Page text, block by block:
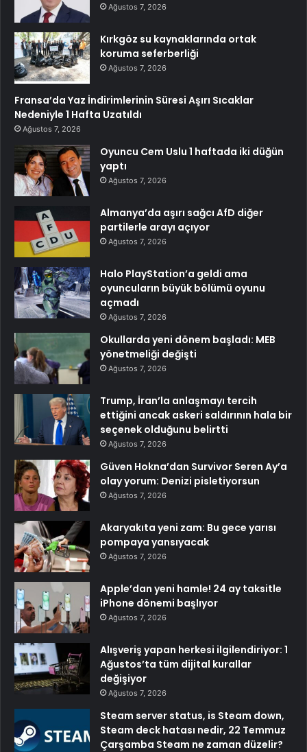
Ağustos 7, 2026
Kırkgöz su kaynaklarında ortak
koruma seferberliği
Ağustos 7, 2026
Fransa’da Yaz İndirimlerinin Süresi Aşırı Sıcaklar
Nedeniyle 1 Hafta Uzatıldı
Ağustos 7, 2026
Oyuncu Cem Uslu 1 haftada iki düğün
yaptı
Ağustos 7, 2026
Almanya’da aşırı sağcı AfD diğer
partilerle arayı açıyor
Ağustos 7, 2026
Halo PlayStation’a geldi ama
oyuncuların büyük bölümü oyunu
açmadı
Ağustos 7, 2026
Okullarda yeni dönem başladı: MEB
yönetmeliği değişti
Ağustos 7, 2026
Trump, İran’la anlaşmayı tercih
ettiğini ancak askeri saldırının hala bir
seçenek olduğunu belirtti
Ağustos 7, 2026
Güven Hokna’dan Survivor Seren Ay’a
olay yorum: Denizi pisletiyorsun
Ağustos 7, 2026
Akaryakıta yeni zam: Bu gece yarısı
pompaya yansıyacak
Ağustos 7, 2026
Apple’dan yeni hamle! 24 ay taksitle
iPhone dönemi başlıyor
Ağustos 7, 2026
Alışveriş yapan herkesi ilgilendiriyor: 1
Ağustos’ta tüm dijital kurallar
değişiyor
Ağustos 7, 2026
Steam server status, is Steam down,
Steam deck hatası nedir, 22 Temmuz
Çarşamba Steam ne zaman düzelir?